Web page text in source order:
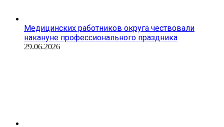
Медицинских работников округа чествовали
накануне профессионального праздника
29.06.2026